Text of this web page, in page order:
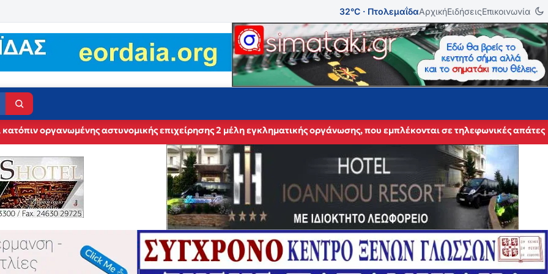
32°C · ΠτολεμαΐδαΑρχικήΕιδήσειςΕπικοινωνία
οργανωμένης αστυνομικής επιχείρησης 2 μέλη εγκληματικής οργάνωσης, που εμπλέκονται σε τηλεφωνικές απάτες